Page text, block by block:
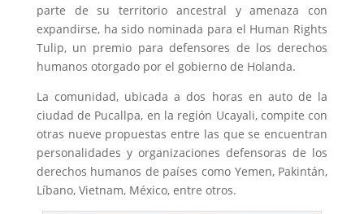
parte de su territorio ancestral y amenaza con
expandirse, ha sido nominada para el Human Rights
Tulip, un premio para defensores de los derechos
humanos otorgado por el gobierno de Holanda.
La comunidad, ubicada a dos horas en auto de la
ciudad de Pucallpa, en la región Ucayali, compite con
otras nueve propuestas entre las que se encuentran
personalidades y organizaciones defensoras de los
derechos humanos de países como Yemen, Pakintán,
Líbano, Vietnam, México, entre otros.